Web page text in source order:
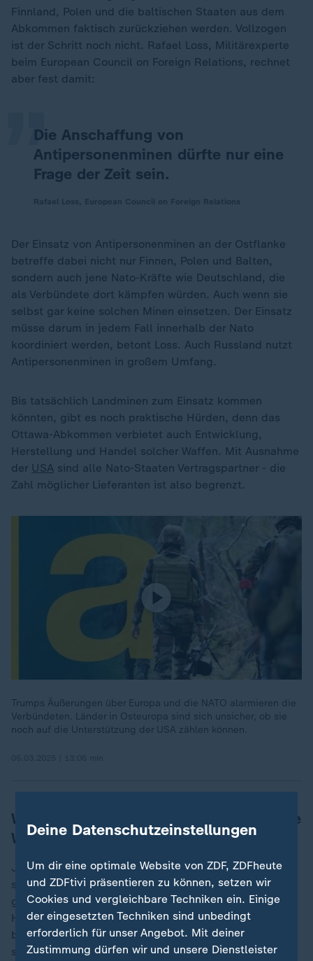
Finnland, Polen und die baltischen Staaten aus dem
Abkommen faktisch zurückziehen werden. Vollzogen
ist der Schritt noch nicht. Rafael Loss, Militärexperte
beim European Council on Foreign Relations, rechnet
aber fest damit:
Die Anschaffung von
Antipersonenminen dürfte nur eine
Frage der Zeit sein.
„
Der Einsatz von Antipersonenminen an der Ostflanke
betreffe dabei nicht nur Finnen, Polen und Balten,
sondern auch jene Nato-Kräfte wie Deutschland, die
als Verbündete dort kämpfen würden. Auch wenn sie
selbst gar keine solchen Minen einsetzen. Der Einsatz
müsse darum in jedem Fall innerhalb der Nato
koordiniert werden, betont Loss. Auch Russland nutzt
Antipersonenminen in großem Umfang.
Bis tatsächlich Landminen zum Einsatz kommen
könnten, gibt es noch praktische Hürden, denn das
Ottawa-Abkommen verbietet auch Entwicklung,
Herstellung und Handel solcher Waffen. Mit Ausnahme
der USA sind alle Nato-Staaten Vertragspartner - die
Zahl möglicher Lieferanten ist also begrenzt.
Trumps Äußerungen über Europa und die NATO alarmieren die
Verbündeten. Länder in Osteuropa sind sich unsicher, ob sie
noch auf die Unterstützung der USA zählen können.
Welche militärischen Zweck haben diese
Waffen?
Jahrzehntelang standen die baltischen Staaten unter
sowjetischer Besatzung. Und auch jetzt sind sie
geografisch besonders verwundbar. Die litauische
Hauptstadt Vilnius liegt nur 30 Kilometer von der
belarussischen Grenze und den in der Nähe
stationierten russischen Truppen entfernt.
Deine Datenschutzeinstellungen
Um dir eine optimale Website von ZDF, ZDFheute
und ZDFtivi präsentieren zu können, setzen wir
Cookies und vergleichbare Techniken ein. Einige
der eingesetzten Techniken sind unbedingt
erforderlich für unser Angebot. Mit deiner
Zustimmung dürfen wir und unsere Dienstleister